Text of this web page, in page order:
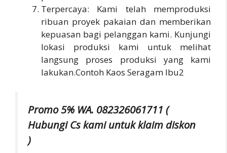
Terpercaya: Kami telah memproduksi
ribuan proyek pakaian dan memberikan
kepuasan bagi pelanggan kami. Kunjungi
lokasi produksi kami untuk melihat
langsung proses produksi yang kami
lakukan.Contoh Kaos Seragam Ibu2
Promo 5% WA. 082326061711 (
Hubungi Cs kami untuk klaim diskon
)